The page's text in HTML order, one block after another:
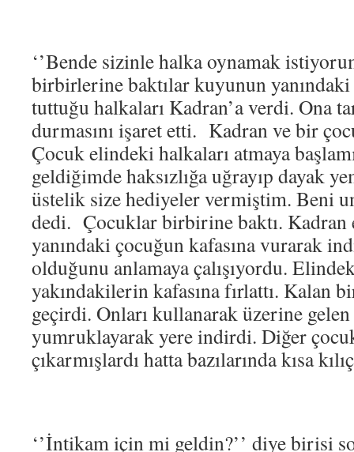
‘’Bende sizinle halka oynamak
birbirlerine baktılar kuyunun
tuttuğu halkaları Kadran’a verdi. Ona
durmasını işaret etti. Kadran ve bir
Çocuk elindeki halkaları atmaya
geldiğimde haksızlığa uğrayıp dayak
üstelik size hediyeler vermiştim. Beni
dedi. Çocuklar birbirine baktı. Kadran
yanındaki çocuğun kafasına vurarak
olduğunu anlamaya çalışıyordu.
yakındakilerin kafasına fırlattı. Kalan
geçirdi. Onları kullanarak üzerine
yumruklayarak yere indirdi. Diğer
çıkarmışlardı hatta bazılarında kısa
‘’İntikam için mi geldin?’’ diye birisi